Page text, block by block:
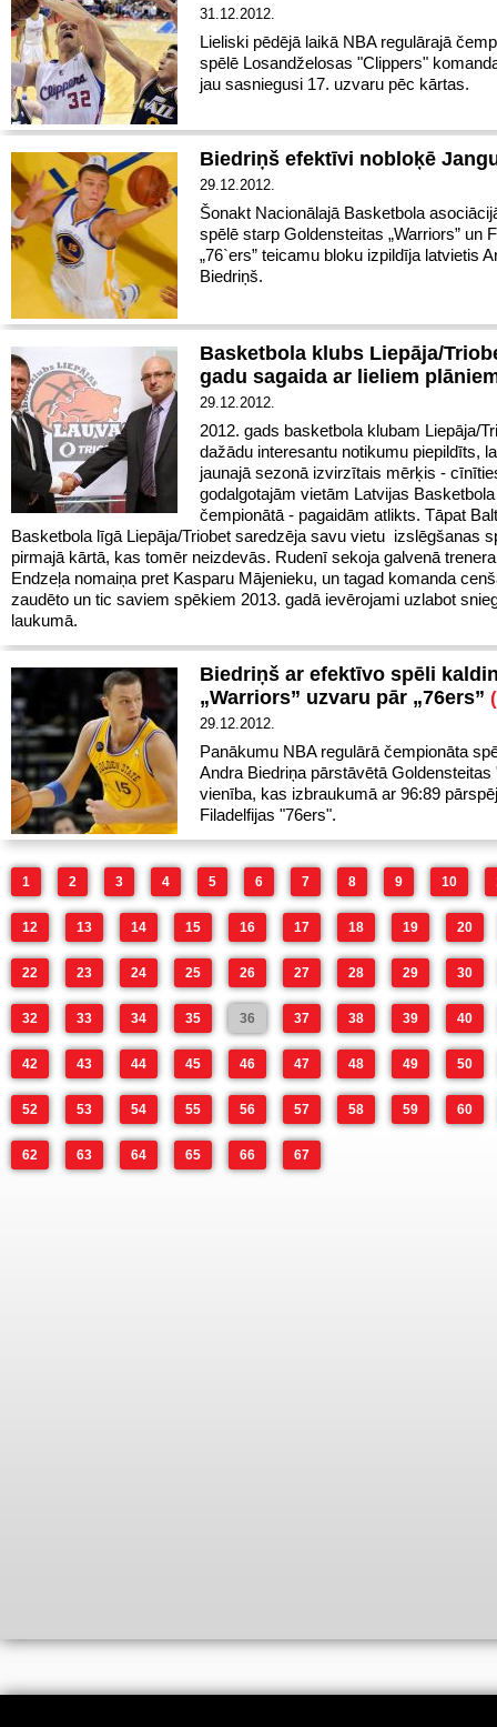
31.12.2012.
Lieliski pēdējā laikā NBA regulārajā
spēlē Losandželosas "Clippers"
jau sasniegusi 17. uzvaru pēc kārtas.
Biedriņš efektīvi nobloķē
29.12.2012.
Šonakt Nacionālajā Basketbola
spēlē starp Goldensteitas „Warriors” un
„76`ers” teicamu bloku izpildīja latvietis
Biedriņš.
Basketbola klubs Liepāja/
gadu sagaida ar lieliem
29.12.2012.
2012. gads basketbola klubam Liepāja/
dažādu interesantu notikumu piepildīts,
jaunajā sezonā izvirzītais mērķis -
godalgotajām vietām Latvijas
čempionātā - pagaidām atlikts. Tāpat
Basketbola līgā Liepāja/Triobet saredzēja savu vietu izslēgšanas
pirmajā kārtā, kas tomēr neizdevās. Rudenī sekoja galvenā
Endzeļa nomaiņa pret Kasparu Mājenieku, un tagad komanda
zaudēto un tic saviem spēkiem 2013. gadā ievērojami uzlabot
laukumā.
Biedriņš ar efektīvo spēli
„Warriors” uzvaru pār „76ers”
29.12.2012.
Panākumu NBA regulārā čempionāta
Andra Biedriņa pārstāvētā Goldensteitas
vienība, kas izbraukumā ar 96:89
Filadelfijas "76ers".
1 2 3 4 5 6 7 8 9 10
12 13 14 15 16 17 18 19 20
22 23 24 25 26 27 28 29 30
32 33 34 35 36 37 38 39 40
42 43 44 45 46 47 48 49 50
52 53 54 55 56 57 58 59 60
62 63 64 65 66 67